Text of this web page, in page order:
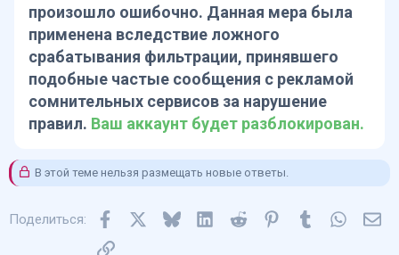
произошло ошибочно. Данная мера была
применена вследствие ложного
срабатывания фильтрации, принявшего
подобные частые сообщения с рекламой
сомнительных сервисов за нарушение
правил. Ваш аккаунт будет разблокирован.
В этой теме нельзя размещать новые ответы.
Поделиться: Facebook Bluesky LinkedInReddit PinterestTumblr
Ссылка